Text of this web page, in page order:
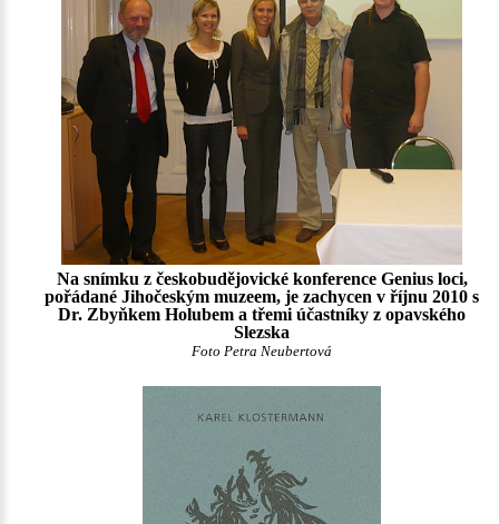
Na snímku z českobudějovické konference Genius loci,
pořádané Jihočeským muzeem, je zachycen v říjnu 2010 s
Dr. Zbyňkem Holubem a třemi účastníky z opavského
Slezska
Foto Petra Neubertová